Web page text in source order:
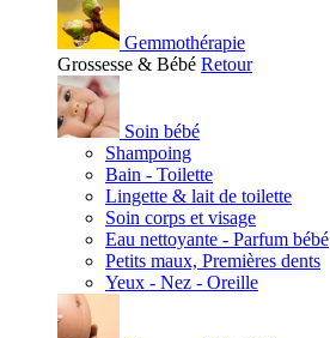
Gemmothérapie
Grossesse & Bébé Retour
Soin bébé
Shampoing
Bain - Toilette
Lingette & lait de toilette
Soin corps et visage
Eau nettoyante - Parfum bébé
Petits maux, Premières dents
Yeux - Nez - Oreille